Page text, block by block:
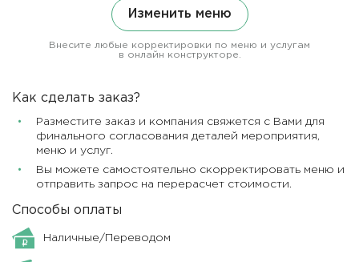
Изменить меню
Внесите любые корректировки по меню и услугам
в онлайн конструкторе.
Как сделать заказ?
Разместите заказ и компания свяжется с Вами для
финального согласования деталей мероприятия,
меню и услуг.
Вы можете самостоятельно скорректировать меню и
отправить запрос на перерасчет стоимости.
Способы оплаты
Наличные/Переводом